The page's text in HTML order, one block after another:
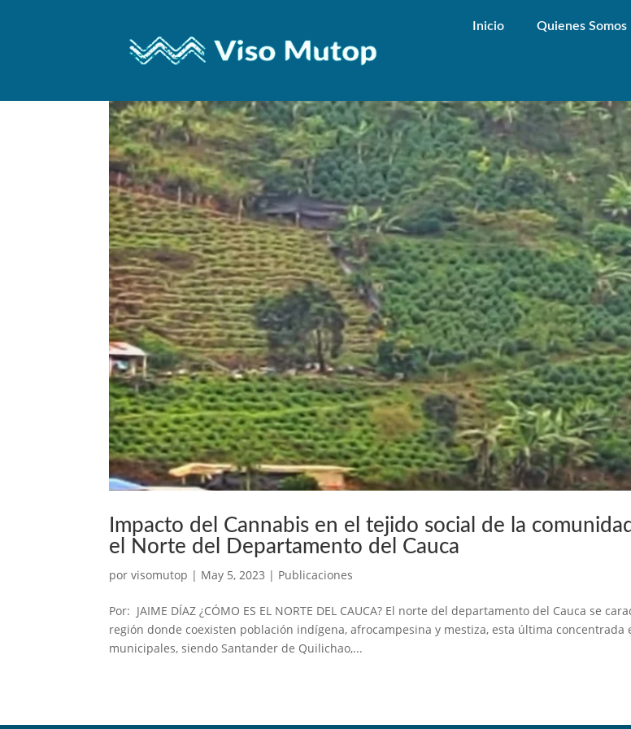
Inicio Quienes Somos
Impacto del Cannabis en el tejido social de la
el Norte del Departamento del Cauca
porvisomutop | May 5, 2023 | Publicaciones
Por: JAIME DÍAZ ¿CÓMO ES EL NORTE DEL CAUCA? El norte del departamento del Cauca se
región donde coexisten población indígena, afrocampesina y mestiza, esta última concentrada
municipales, siendo Santander de Quilichao,...